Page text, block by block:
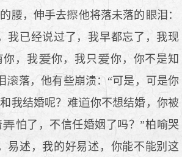
腰，伸手去
他将落未落的
泪：
我已经说过了，我早都忘了，我现
你，我 你，我只
你，你不是知
落，他有些崩溃：“可是，可是你
我结婚呢？难
你不想结婚，你被
怕了，不信任婚姻了吗？”柏喻哭
易述，我的好易述，你能不能别这